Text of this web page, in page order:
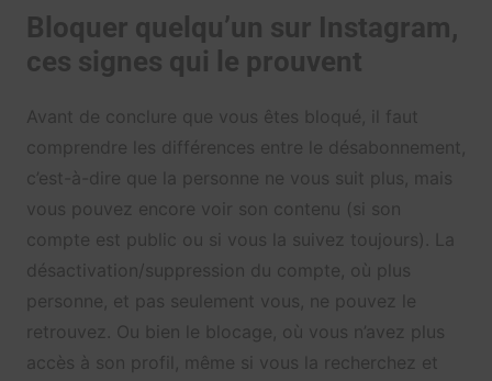
Bloquer quelqu’un sur Instagram,
ces signes qui le prouvent
Avant de conclure que vous êtes bloqué, il faut
comprendre les différences entre le désabonnement,
c’est-à-dire que la personne ne vous suit plus, mais
vous pouvez encore voir son contenu (si son
compte est public ou si vous la suivez toujours). La
désactivation/suppression du compte, où plus
personne, et pas seulement vous, ne pouvez le
retrouvez. Ou bien le blocage, où vous n’avez plus
accès à son profil, même si vous la recherchez et